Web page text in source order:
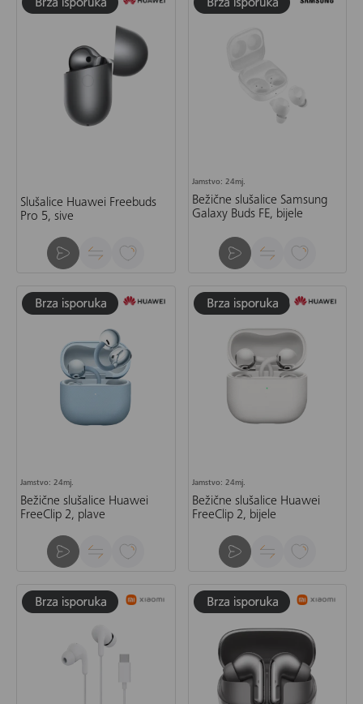
Slušalice Huawei Freebuds
Pro 5, sive
Jamstvo: 24mj.
Bežične slušalice Samsung
Galaxy Buds FE, bijele
Jamstvo: 24mj.
Bežične slušalice Huawei
FreeClip 2, plave
Jamstvo: 24mj.
Bežične slušalice Huawei
FreeClip 2, bijele